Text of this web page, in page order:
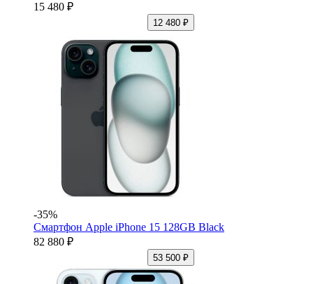
15 480 ₽
12 480 ₽
-35%
Смартфон Apple iPhone 15 128GB Black
82 880 ₽
53 500 ₽